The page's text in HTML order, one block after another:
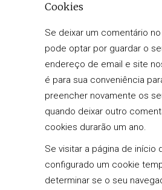
Cookies
Se deixar um comentário
pode optar por guardar o
endereço de email e site
é para sua conveniência
preencher novamente os
quando deixar outro
cookies durarão um ano.
Se visitar a página de início
configurado um cookie
determinar se o seu